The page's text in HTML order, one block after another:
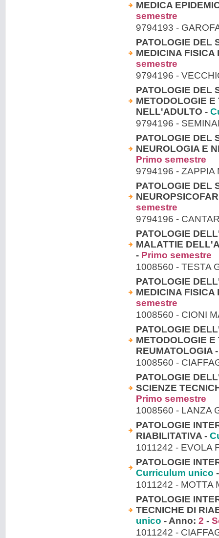
MEDICA
semestre
9794193 -
PATOLOGIE DEL
MEDICINA
semestre
9794196 -
PATOLOGIE DEL
METODOLOGIE
NELL'ADULTO -
9794196 -
PATOLOGIE DEL
NEUROLOGIA E
Primo semestre
9794196 - ZAPPIA
PATOLOGIE DEL
semestre
9794196 -
PATOLOGIE
MALATTIE
- Primo semestre
1008560 - TESTA
PATOLOGIE
MEDICINA
semestre
1008560 - CIONI
PATOLOGIE
METODOLOGIE
REUMATOLOGIA
1008560 -
PATOLOGIE
SCIENZE
Primo semestre
1008560 - LANZA
PATOLOGIE
RIABILITATIVA -
1011242 - EVOLA
PATOLOGIE
Curriculum unico
1011242 - MOTTA
PATOLOGIE
TECNICHE DI
unico - Anno: 2 -
1011242 -